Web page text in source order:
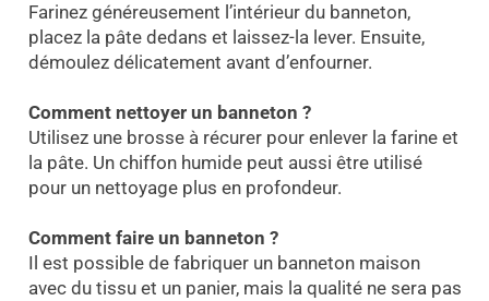
Farinez généreusement l’intérieur du banneton,
placez la pâte dedans et laissez-la lever. Ensuite,
démoulez délicatement avant d’enfourner.
Comment nettoyer un banneton ?
Utilisez une brosse à récurer pour enlever la farine et
la pâte. Un chiffon humide peut aussi être utilisé
pour un nettoyage plus en profondeur.
Comment faire un banneton ?
Il est possible de fabriquer un banneton maison
avec du tissu et un panier, mais la qualité ne sera pas